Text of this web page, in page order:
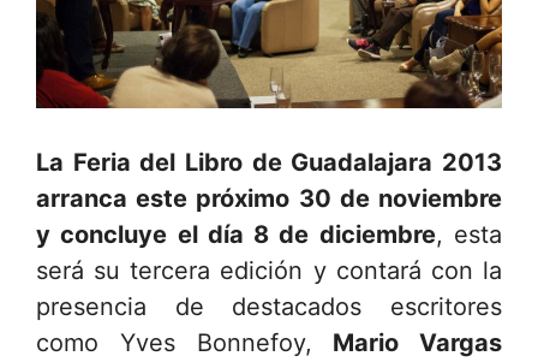
La Feria del Libro de Guadalajara 2013
arranca este próximo 30 de noviembre
y concluye el día 8 de diciembre, esta
será su tercera edición y contará con la
presencia de destacados escritores
como Yves Bonnefoy, Mario Vargas